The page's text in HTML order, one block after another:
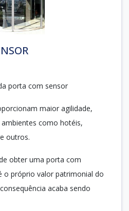
porta com sensor
maior agilidade,
como hotéis,
outros.
obter uma porta com
o próprio valor patrimonial do
acaba sendo